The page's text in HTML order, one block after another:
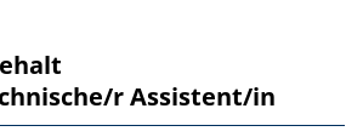
r Assistent/in